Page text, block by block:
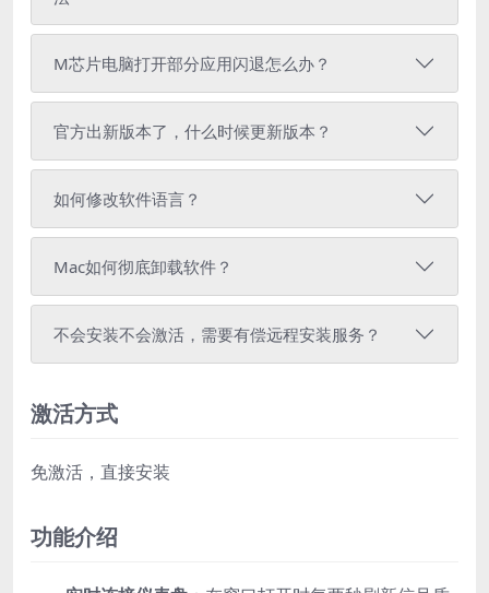
M芯片电脑打开部分应用闪退怎么办？
官方出新版本了，什么时候更新版本？
如何修改软件语言？
Mac如何彻底卸载软件？
不会安装不会激活，需要有偿远程安装服务？
激活方式
免激活，直接安装
功能介绍